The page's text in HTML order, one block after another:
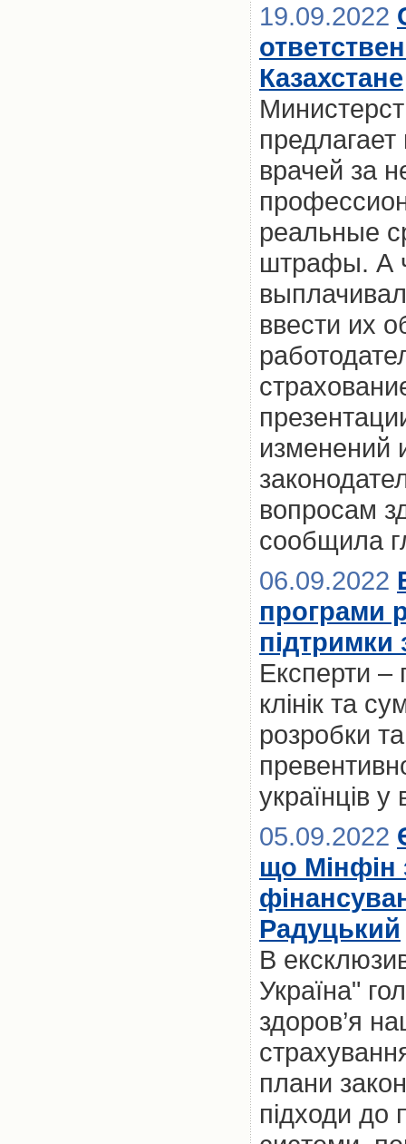
19.09.2022
Казахстане
врачей за
реальные
штрафы. А
ввести их
изменений
вопросам
сообщила
06.09.2022
програми
підтримки
Експерти –
клінік та
розробки
українців
05.09.2022
що Мінфін
Радуцький
В
Україна"
здоров’я
плани
підходи до